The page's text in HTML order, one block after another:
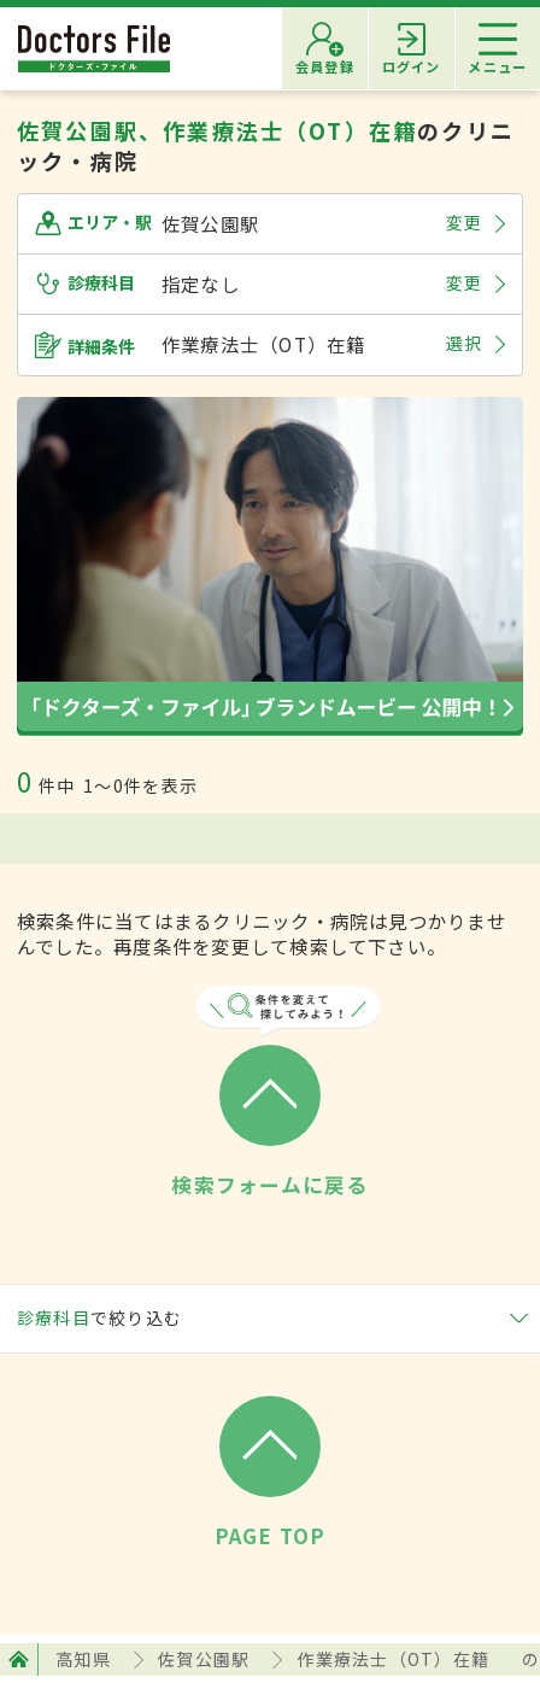
会員登録 ログイン メニュー
佐賀公園駅、作業療法士（OT）在籍のクリニ
ック・病院
エリア・駅 佐賀公園駅 変更
診療科目 指定なし 変更
詳細条件 作業療法士（OT）在籍 選択
0 件中 1〜0件を表示
検索条件に当てはまるクリニック・病院は見つかりませ
んでした。再度条件を変更して検索して下さい。
検索フォームに戻る
診療科目で絞り込む
PAGE TOP
高知県 佐賀公園駅 作業療法士（OT）在籍